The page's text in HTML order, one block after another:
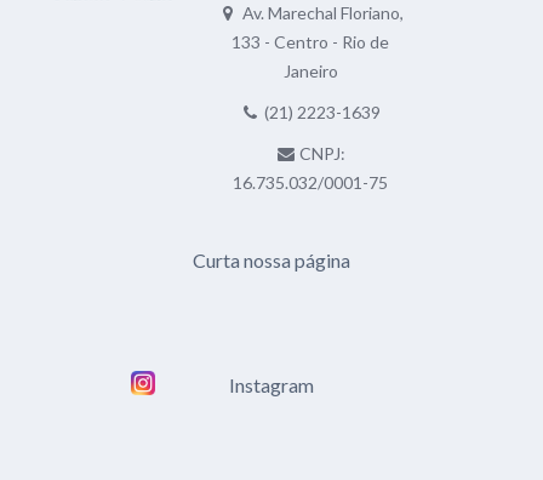
Av. Marechal Floriano,
133 - Centro - Rio de
Janeiro
(21) 2223-1639
CNPJ:
16.735.032/0001-75
Curta nossa página
Instagram